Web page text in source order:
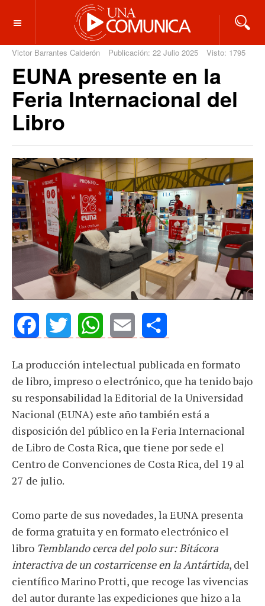
OFF CANVAS
Victor Barrantes Calderón Publicación: 22 Julio 2025 Visto: 1795
EUNA presente en la
Feria Internacional del
Libro
La producción intelectual publicada en formato
de libro, impreso o electrónico, que ha tenido bajo
su responsabilidad la Editorial de la Universidad
Nacional (EUNA) este año también está a
disposición del público en la Feria Internacional
de Libro de Costa Rica, que tiene por sede el
Centro de Convenciones de Costa Rica, del 19 al
27 de julio.
Como parte de sus novedades, la EUNA presenta
de forma gratuita y en formato electrónico el
libro Temblando cerca del polo sur: Bitácora
interactiva de un costarricense en la Antártida, del
científico Marino Protti, que recoge las vivencias
del autor durante las expediciones que hizo a la